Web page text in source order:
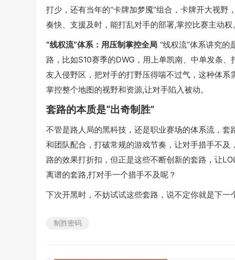
打少，还有当年的“卡牌加梦魇”组合，卡牌开大视野
奏快、支援及时，能打乱对手的部署,掌控比赛主动权。
“线权流”体系：用压制掌控全局 “线权流”体系讲究
路，比如S10赛季的DWG，用上单凯南、中单发条
友入侵野区，把对手的打野压得喘不过气，这种体
掌控整个地图的视野和资源,让对手陷入被动。
套路的本质是“出奇制胜”
不管是路人局的黑科技，还是职业赛场的体系流，
和团队配合，打破常规的游戏节奏，让对手措手不
路的效果打折扣，但正是这些不断创新的套路，让
离谱的套路,打对手一个措手不及呢？
下次开黑时，不妨试试这些套路，说不定你就是下一
制胜密码